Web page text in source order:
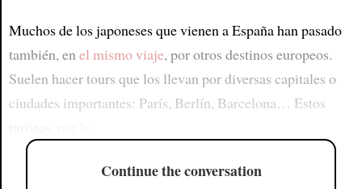
Muchos de los japoneses que vienen a España han pasado
también, enel mismo viaje, por otros destinos europeos.
Suelen hacer tours que los llevan por diversas capitales o
ciudades importantes: París, Berlín, Barcelona… Estos
Continue the conversation